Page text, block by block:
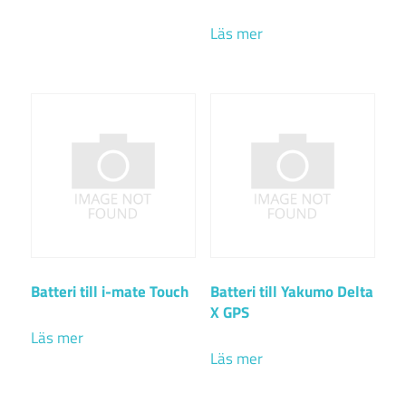
Läs mer
Batteri till i-mate Touch
Läs mer
Batteri till Yakumo Delta
X GPS
Läs mer